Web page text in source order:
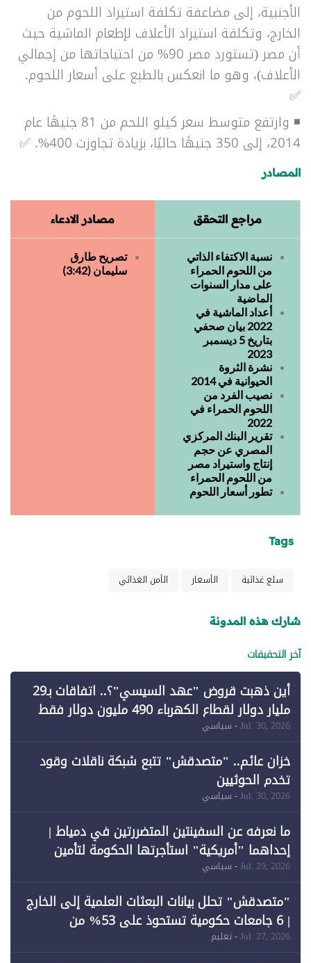
الأجنبية، إلى مضاعفة تكلفة استيراد اللحوم من
الخارج، وتكلفة استيراد الأعلاف لإطعام الماشية حيث
أن مصر (تستورد مصر 90% من احتياجاتها من إجمالي
الأعلاف)، وهو ما انعكس بالطبع على أسعار اللحوم.
✅
◾ وارتفع متوسط سعر كيلو اللحم من 81 جنيهًا عام
2014، إلى 350 جنيهًا حاليًا، بزيادة تجاوزت 400%. ✅
المصادر
مراجع التحقق مصادر الادعاء
نسبة الاكتفاء الذاتي
من اللحوم الحمراء
على مدار السنوات
الماضية
أعداد الماشية في
2022 بيان صحفي
بتاريخ 5 ديسمبر
2023
نشرة الثروة
الحيوانية في 2014
نصيب الفرد من
اللحوم الحمراء في
2022
تقرير البنك المركزي
المصري عن حجم
إنتاج واستيراد مصر
من اللحوم الحمراء
تطور أسعار اللحوم
تصريح طارق
سليمان (3:42)
Tags
سلع غذائية الأسعار الأمن الغذائي
شارك هذه المدونة
آخر التحقيقات
أين ذهبت قروض "عهد السيسي"؟.. اتفاقات بـ29
مليار دولار لقطاع الكهرباء 490 مليون دولار فقط
لـ"الطاقة المتجددة" (1)
Jul. 30, 2026- سياسي
خزان عائم.. "متصدقش" تتبع شبكة ناقلات وقود
تخدم الحوثيين
Jul. 30, 2026- سياسي
ما نعرفه عن السفينتين المتضررتين في دمياط |
إحداهما "أمريكية" استأجرتها الحكومة لتأمين
احتياجات الطاقة
Jul. 29, 2026- سياسي
"متصدقش" تحلل بيانات البعثات العلمية إلى الخارج
| 6 جامعات حكومية تستحوذ على 53% من
Jul. 27, 2026- تعليم